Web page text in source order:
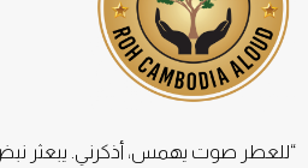
“للعطر صوت يهمس، أذكرني. يبعثر نبض